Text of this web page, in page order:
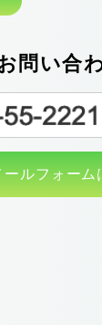
問い合
ールフォーム